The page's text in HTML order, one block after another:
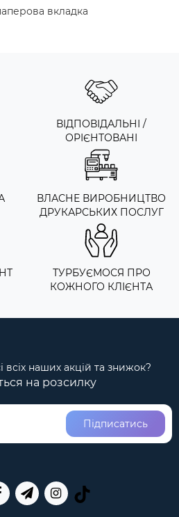
вкладка
ВІДПОВІДАЛЬНІ /
ОРІЄНТОВАНІ
ВЛАСНЕ ВИРОБНИЦТВО
ДРУКАРСЬКИХ ПОСЛУГ
ТУРБУЄМОСЯ ПРО
КОЖНОГО КЛІЄНТА
всіх наших акцій та знижок?
на розсилку
Підписатись